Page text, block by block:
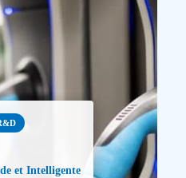
et Intelligente